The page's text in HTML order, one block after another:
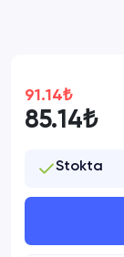
91.14₺
85.14₺
Stokta